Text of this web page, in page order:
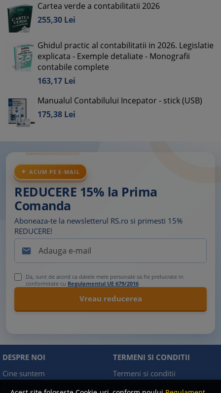
Cartea verde a contabilitatii 2026
255,30 Lei
Ghidul practic al contabilitatii in 2026. Legislatie
explicata - Exemple detaliate - Monografii
contabile complete
163,17 Lei
Manualul Contabilului Incepator - stick (USB)
175,38 Lei
ACUM PE E-MAIL
REDUCERE 15% la Prima
Comanda
Aboneaza-te la newsletterul RS.ro si primesti 15%
REDUCERE!

Da, sunt de acord ca datele mele personale sa fie prelucrate in
conformitate cu Regulamentul UE 679/2016
DESPRE NOI
Cine suntem
Cum comand?
TERMENI SI CONDITII
Termeni si conditii
Facebook